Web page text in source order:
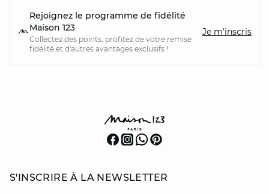
Rejoignez le programme de fidélité
Maison 123
Collectez des points, profitez de votre remise
fidélité et d'autres avantages exclusifs !
Je m'inscris
S'INSCRIRE À LA NEWSLETTER